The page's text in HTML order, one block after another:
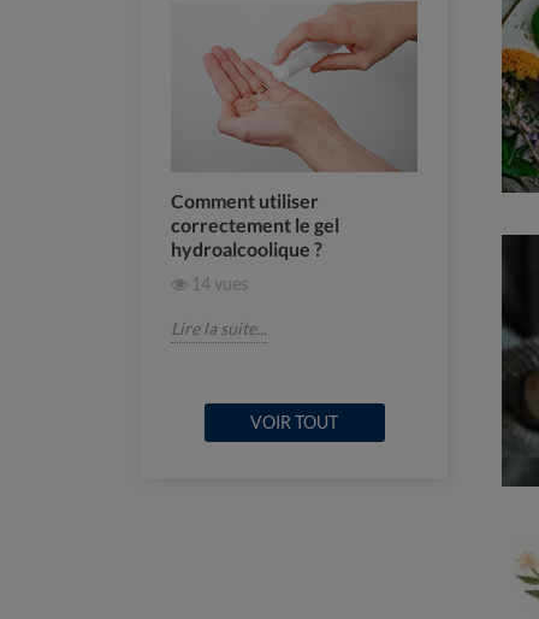
Comment utiliser
correctement le gel
hydroalcoolique ?
14 vues
Lire la suite... Lire la
VOIR TOUT